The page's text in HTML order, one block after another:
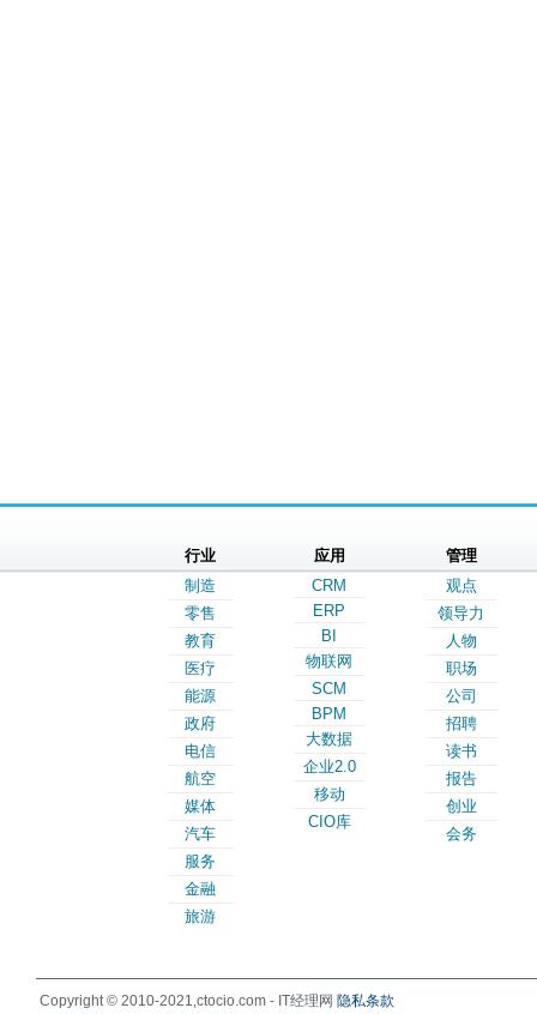
行业
制造
零售
教育
医疗
能源
政府
电信
航空
媒体
汽车
服务
金融
旅游
应用
CRM
ERP
BI
物联网
SCM
BPM
大数据
企业2.0
移动
CIO库
管理
观点
领导力
人物
职场
公司
招聘
读书
报告
创业
会务
Copyright © 2010-2021,ctocio.com - IT经理网 隐私条款